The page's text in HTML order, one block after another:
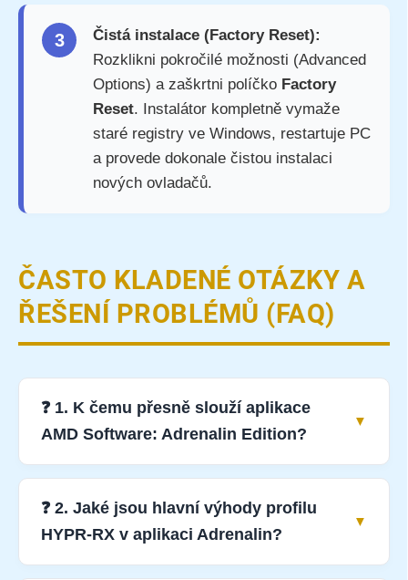
3
Čistá instalace (Factory Reset):
Rozklikni pokročilé možnosti (Advanced
Options) a zaškrtni políčko Factory
Reset. Instalátor kompletně vymaže
staré registry ve Windows, restartuje PC
a provede dokonale čistou instalaci
nových ovladačů.
ČASTO KLADENÉ OTÁZKY A
ŘEŠENÍ PROBLÉMŮ (FAQ)
❓ 1. K čemu přesně slouží aplikace
AMD Software: Adrenalin Edition?
❓ 2. Jaké jsou hlavní výhody profilu
HYPR-RX v aplikaci Adrenalin?